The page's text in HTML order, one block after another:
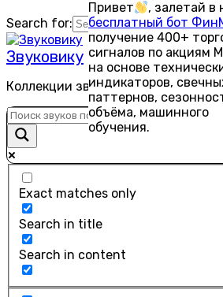
Привет
, залетай в
бесплатный бот
получение 400+
сигналов по акциям
на основе
индикаторов,
паттернов,
объёма, машинного
обучения.
к
содержанию
Search for:
Звуковику
Коллекции звуков для скачивания
Exact matches only
Search in title
Search in content